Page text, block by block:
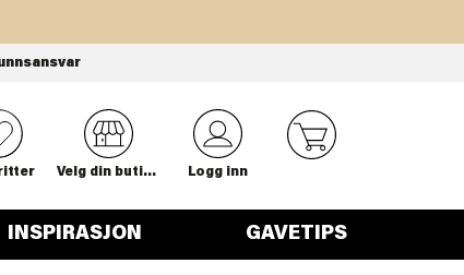
0
Velg din butikk Logg inn
INSPIRASJON GAVETIPS